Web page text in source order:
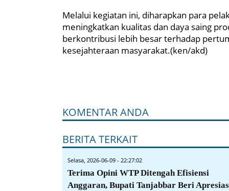
Melalui kegiatan ini, diharapkan para
meningkatkan kualitas dan daya saing
berkontribusi lebih besar terhadap
kesejahteraan masyarakat.(ken/akd)
KOMENTAR ANDA
BERITA TERKAIT
Selasa, 2026-06-09 - 22:27:02
Terima Opini WTP Ditengah Efisiensi
Anggaran, Bupati Tanjabbar Beri